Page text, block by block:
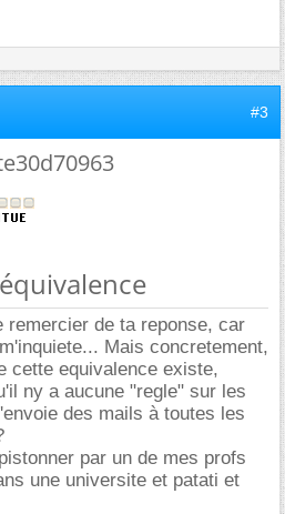
#3
remercier de ta reponse, car
Mais concretement,
cette equivalence existe,
ny a aucune "regle" sur les
des mails à toutes les
par un de mes profs
une universite et patati et